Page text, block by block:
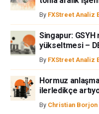
veya fxstreet.comtarafından
ortaklar yada katkıda
bilgilerin kullanımı nedeniyle
çıkabilecek herhangi bir kar
herhangi bir kayıp ya da
By FXStreet Analiz
Singapur:
yükseltmesi –
By FXStreet Analiz
Hormuz
ilerledikçe
By Christian Borjon